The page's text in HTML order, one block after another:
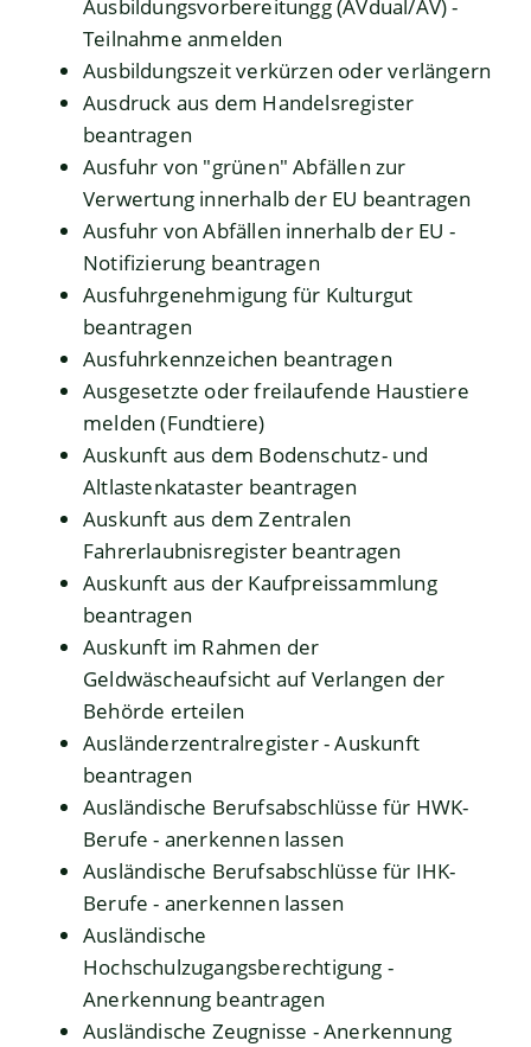
Ausbildungsvorbereitungg (AVdual/AV) -
Teilnahme anmelden
Ausbildungszeit verkürzen oder verlängern
Ausdruck aus dem Handelsregister
beantragen
Ausfuhr von "grünen" Abfällen zur
Verwertung innerhalb der EU beantragen
Ausfuhr von Abfällen innerhalb der EU -
Notifizierung beantragen
Ausfuhrgenehmigung für Kulturgut
beantragen
Ausfuhrkennzeichen beantragen
Ausgesetzte oder freilaufende Haustiere
melden (Fundtiere)
Auskunft aus dem Bodenschutz- und
Altlastenkataster beantragen
Auskunft aus dem Zentralen
Fahrerlaubnisregister beantragen
Auskunft aus der Kaufpreissammlung
beantragen
Auskunft im Rahmen der
Geldwäscheaufsicht auf Verlangen der
Behörde erteilen
Ausländerzentralregister - Auskunft
beantragen
Ausländische Berufsabschlüsse für HWK-
Berufe - anerkennen lassen
Ausländische Berufsabschlüsse für IHK-
Berufe - anerkennen lassen
Ausländische
Hochschulzugangsberechtigung -
Anerkennung beantragen
Ausländische Zeugnisse - Anerkennung